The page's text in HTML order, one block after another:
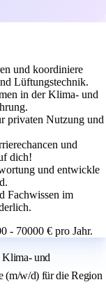
und koordiniere
Lüftungstechnik.
in der Klima- und
privaten Nutzung und
und
dich!
und entwickle
Fachwissen im
- 70000 € pro Jahr.
Klima- und
(m/w/d) für die Region